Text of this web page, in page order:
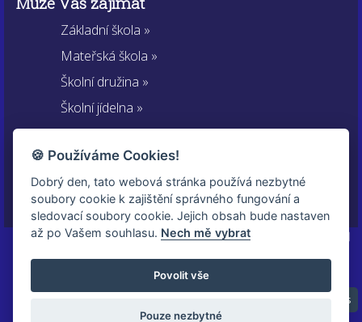
Základní škola »
Mateřská škola »
Školní družina »
Školní jídelna »
Sportovní areál »
Spolek rodičů »
Kontakty
Nastavení cookies
🍪 Používáme Cookies!
Dobrý den, tato webová stránka používá nezbytné
soubory cookie k zajištění správného fungování a
sledovací soubory cookie. Jejich obsah bude nastaven
až po Vašem souhlasu. Nech mě vybrat
Povolit vše
Pouze nezbytné